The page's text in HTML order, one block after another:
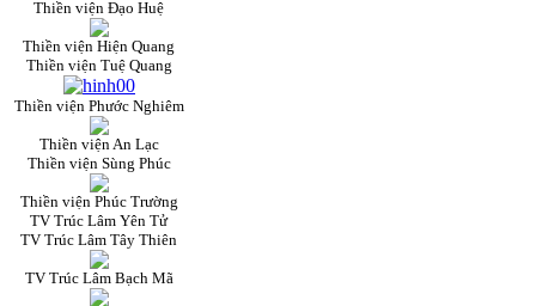
Thiền viện Đạo Huệ
Thiền viện Hiện Quang
Thiền viện Tuệ Quang
Thiền viện Phước Nghiêm
Thiền viện An Lạc
Thiền viện Sùng Phúc
Thiền viện Phúc Trường
TV Trúc Lâm Yên Tử
TV Trúc Lâm Tây Thiên
TV Trúc Lâm Bạch Mã